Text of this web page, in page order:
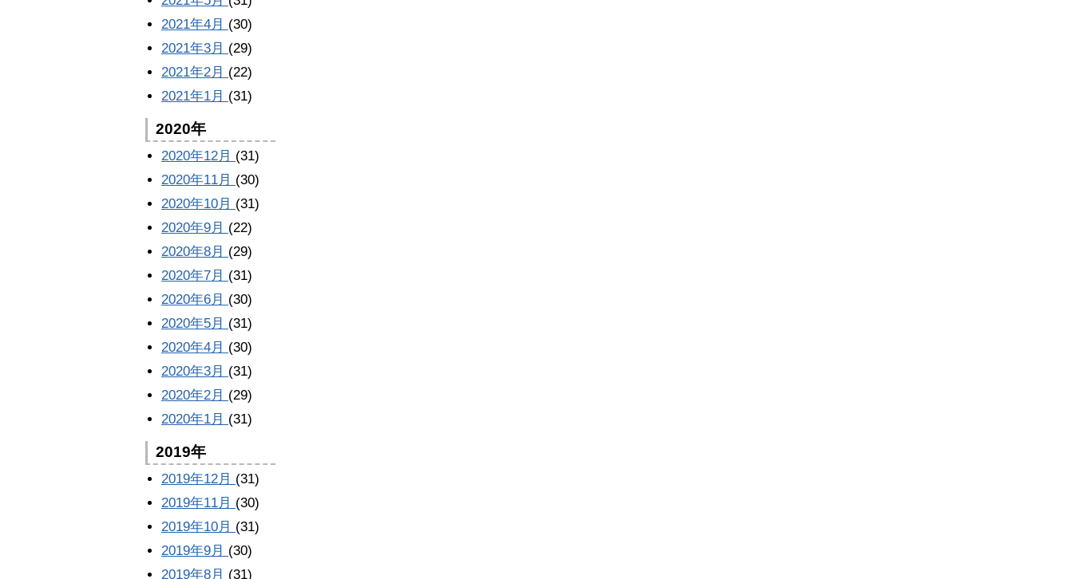
2021年4月 (30)
2021年3月 (29)
2021年2月 (22)
2021年1月 (31)
2020年
2020年12月 (31)
2020年11月 (30)
2020年10月 (31)
2020年9月 (22)
2020年8月 (29)
2020年7月 (31)
2020年6月 (30)
2020年5月 (31)
2020年4月 (30)
2020年3月 (31)
2020年2月 (29)
2020年1月 (31)
2019年
2019年12月 (31)
2019年11月 (30)
2019年10月 (31)
2019年9月 (30)
2019年8月 (31)